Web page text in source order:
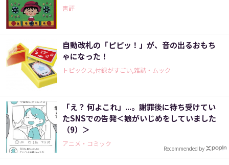
書評
自動改札の「ピピッ！」が、音の出るおもち
ゃになった！
トピックス,付録がすごい,雑誌・ムック
「え？ 何よこれ」...。謝罪後に待ち受けてい
たSNSでの告発＜娘がいじめをしていました
（9）＞
アニメ・コミック
Recommended by